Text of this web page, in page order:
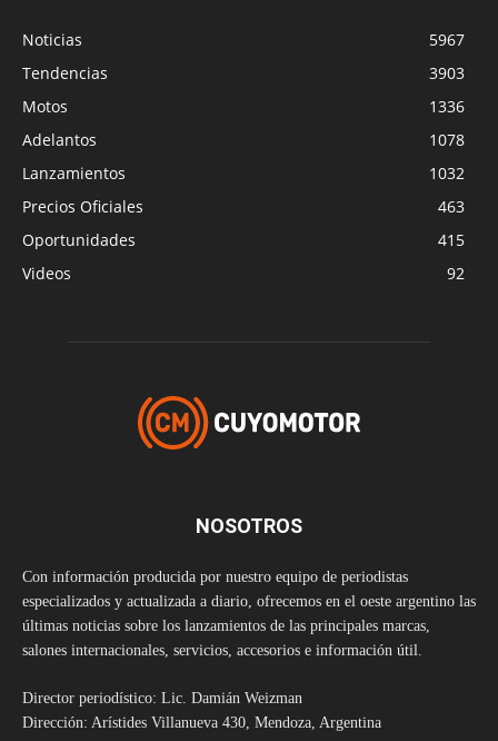
Noticias
5967
Tendencias
3903
Motos
1336
Adelantos
1078
Lanzamientos
1032
Precios Oficiales
463
Oportunidades
415
Videos
92
NOSOTROS
Con información producida por nuestro equipo de periodistas
especializados y actualizada a diario, ofrecemos en el oeste argentino las
últimas noticias sobre los lanzamientos de las principales marcas,
salones internacionales, servicios, accesorios e información útil.
Director periodístico: Lic. Damián Weizman
Dirección: Arístides Villanueva 430, Mendoza, Argentina